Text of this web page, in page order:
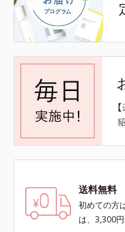
送料無料
初めての方
は、3,300